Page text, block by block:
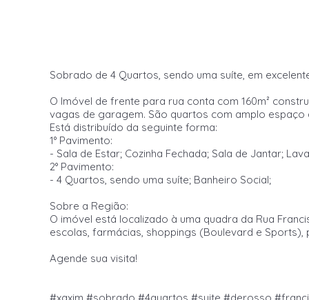
Sobrado de 4 Quartos, sendo uma suíte, em
O Imóvel de frente para rua conta com 160m²
vagas de garagem. São quartos com amplo
Está distribuído da seguinte forma:
1° Pavimento:
- Sala de Estar; Cozinha Fechada; Sala de Jantar;
2° Pavimento:
- 4 Quartos, sendo uma suíte; Banheiro Social;
Sobre a Região:
O imóvel está localizado à uma quadra da Rua
escolas, farmácias, shoppings (Boulevard e
Agende sua visita!